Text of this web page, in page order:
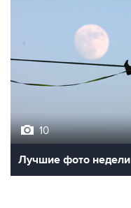
10
Лучшие фото недели